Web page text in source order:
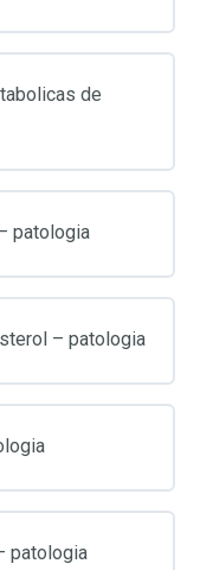
de
patologia
– patologia
patologia